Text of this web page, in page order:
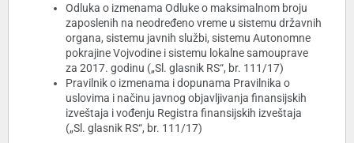
Odluka o izmenama Odluke o maksimalnom broju
zaposlenih na neodređeno vreme u sistemu državnih
organa, sistemu javnih službi, sistemu Autonomne
pokrajine Vojvodine i sistemu lokalne samouprave
za 2017. godinu („Sl. glasnik RS“, br. 111/17)
Pravilnik o izmenama i dopunama Pravilnika o
uslovima i načinu javnog objavljivanja finansijskih
izveštaja i vođenju Registra finansijskih izveštaja
(„Sl. glasnik RS“, br. 111/17)